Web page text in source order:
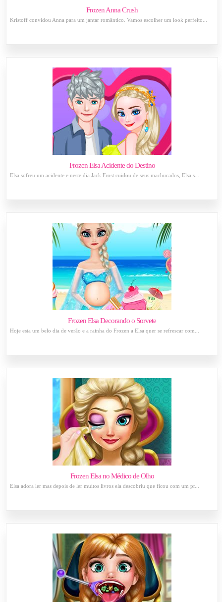
Frozen Anna Crush
Kristoff convidou Anna para um jantar romântico. Vamos escolher um look perfeito...
Frozen Elsa Acidente do Destino
Elsa sofreu um acidente e neste dia Jack Frost cuidou de seus machucados, Elsa s...
Frozen Elsa Decorando o Sorvete
Hoje esta um belo dia de verão e a rainha do Frozen a Elsa quer se refrescar com...
Frozen Elsa no Médico de Olho
Elsa adora ler mas depois de ler muitos livros ela descobriu que ficou com um pr...